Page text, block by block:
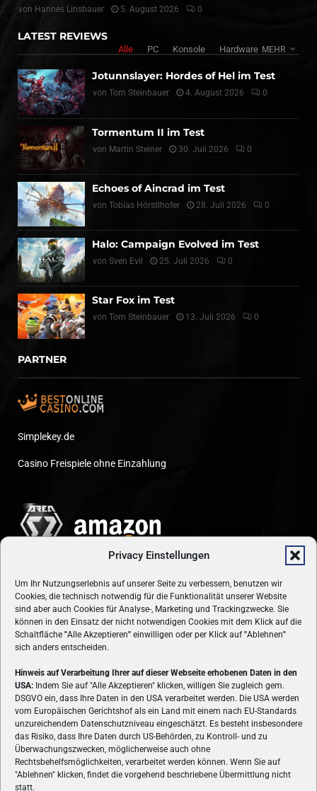
Privacy Einstellungen
Um Ihr Nutzungserlebnis auf unserer Seite zu verbessern, benutzen wir
Cookies, die technisch notwendig für die Funktionalität unserer Website
sind aber auch Cookies für Analyse-, Marketing und Trackingzwecke. Sie
können in den Einsatz der nicht notwendigen Cookies mit dem Klick auf die
Schaltfläche "Alle Akzeptieren" einwilligen oder per Klick auf"Ablehnen"
sich anders entscheiden.
Hinweis auf Verarbeitung Ihrer auf dieser Webseite erhobenen Daten in den
USA: Indem Sie auf "Alle Akzeptieren" klicken, willigen Sie zugleich gem.
DSGVO ein, dass Ihre Daten in den USA verarbeitet werden. Die USA werden
vom Europäischen Gerichtshof als ein Land mit einem nach EU-Standards
unzureichendem Datenschutzniveau eingeschätzt. Es besteht insbesondere
das Risiko, dass Ihre Daten durch US-Behörden, zu Kontroll- und zu
Überwachungszwecken, möglicherweise auch ohne
Rechtsbehelfsmöglichkeiten, verarbeitet werden können. Wenn Sie auf
"Ablehnen" klicken, findet die vorgehend beschriebene Übermittlung nicht
statt.
von Hannes Linsbauer 5. August 2026 0
LATEST REVIEWS
Alle PC Konsole Hardware MEHR
Jotunnslayer: Hordes of Hel im Test
von Tom Steinbauer 4. August 2026 0
Tormentum II im Test
von Martin Steiner 30. Juli 2026 0
Echoes of Aincrad im Test
von Tobias Hörstlhofer 28. Juli 2026 0
Halo: Campaign Evolved im Test
von Sven Evil 25. Juli 2026 0
Star Fox im Test
von Tom Steinbauer 13. Juli 2026 0
PARTNER
Simplekey.de
Casino Freispiele ohne Einzahlung
ÜBER UNS
VON GAMERN, FÜR GAMER! Gamers.at ist das älteste Online-
Spielemagazin Österreichs und bringt täglich aktuelle News,
Reviews und Videos zu PC- und Konsolenspielen, Gaming-
Hardware und aus der Welt des e-Sport's.